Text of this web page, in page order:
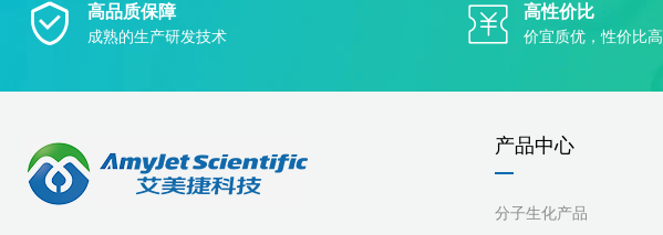
高品质保障
成熟的生产研发技术
高性价比
价宜质优，性价比高
产品中心
分子生化产品